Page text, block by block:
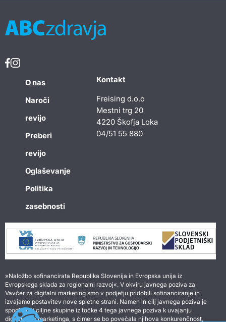
O nas
Naroči
revijo
Preberi
revijo
Oglaševanje
Politika
zasebnosti
Kontakt
Freising d.o.o
Mestni trg 20
4220 Škofja Loka
04/51 55 880
»Naložbo sofinancirata Republika Slovenija in Evropska unija iz
Evropskega sklada za regionalni razvoj«. V okviru javnega poziva za
Vavčer za digitalni marketing smo v podjetju pridobili sofinanciranje in
izvajamo postavitev nove spletne strani. Namen in cilj javnega poziva je
spodbuditi ciljne skupine iz točke 4 tega javnega poziva k uvajanju
digitalnega marketinga, s čimer se bo povečala njihova konkurenčnost,